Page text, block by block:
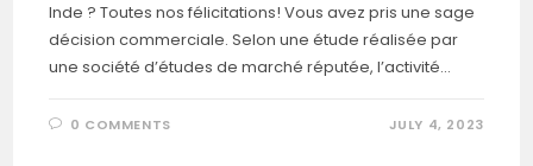
Inde ? Toutes nos félicitations! Vous avez pris une sage
décision commerciale. Selon une étude réalisée par
une société d’études de marché réputée, l’activité…
0 COMMENTS JULY 4, 2023